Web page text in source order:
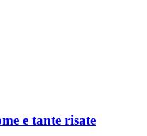
e tante risate